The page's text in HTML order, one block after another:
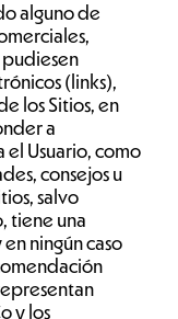
alguno de
(links),
los Sitios, en
a
Usuario, como
consejos u
salvo
tiene una
ningún caso
y los